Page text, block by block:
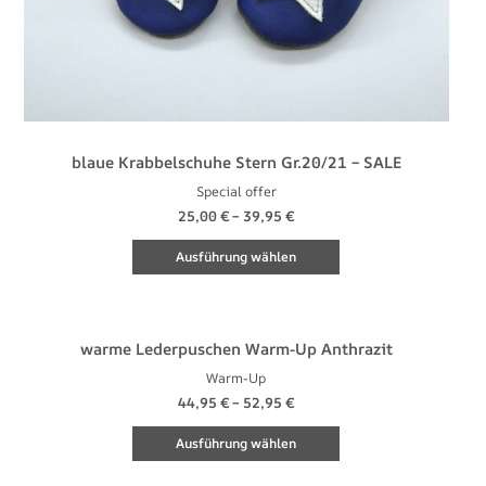
blaue Krabbelschuhe Stern Gr.20/21 – SALE
Special offer
25,00€– 39,95€
Ausführung wählen
warme Lederpuschen Warm-Up Anthrazit
Warm-Up
44,95€– 52,95€
Ausführung wählen
Produkt
Varianten